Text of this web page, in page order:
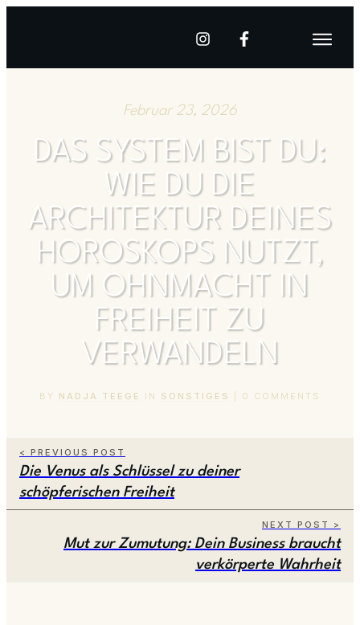
Februar 23, 2026
DAS SYSTEM BIST DU:
WIE DU DIE
ARCHITEKTUR DEINES
HOROSKOPS NUTZT,
UM OHNMACHT IN
FREIHEIT ZU
VERWANDELN
BY NADJA TEEGE IN SONSTIGES 0 COMMENTS
< PREVIOUS POST
Die Venus als Schlüssel zu deiner
schöpferischen Freiheit
NEXT POST >
Mut zur Zumutung: Dein Business braucht
verkörperte Wahrheit